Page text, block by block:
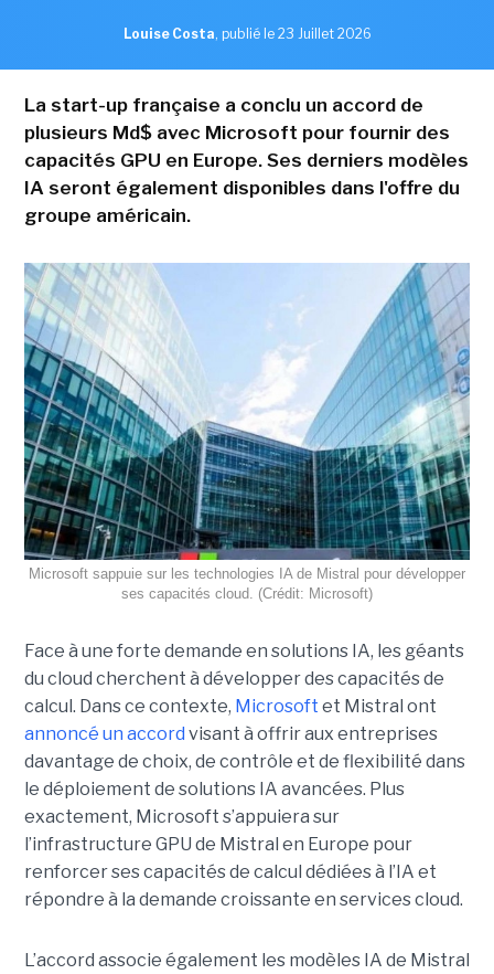
Louise Costa, publié le 23 Juillet 2026
La start-up française a conclu un accord de
plusieurs Md$ avec Microsoft pour fournir des
capacités GPU en Europe. Ses derniers modèles
IA seront également disponibles dans l'offre du
groupe américain.
Microsoft sappuie sur les technologies IA de Mistral pour développer
ses capacités cloud. (Crédit: Microsoft)
Face à une forte demande en solutions IA, les géants
du cloud cherchent à développer des capacités de
calcul. Dans ce contexte, Microsoft et Mistral ont
annoncé un accord visant à offrir aux entreprises
davantage de choix, de contrôle et de flexibilité dans
le déploiement de solutions IA avancées. Plus
exactement, Microsoft s’appuiera sur
l’infrastructure GPU de Mistral en Europe pour
renforcer ses capacités de calcul dédiées à l’IA et
répondre à la demande croissante en services cloud.
L’accord associe également les modèles IA de Mistral